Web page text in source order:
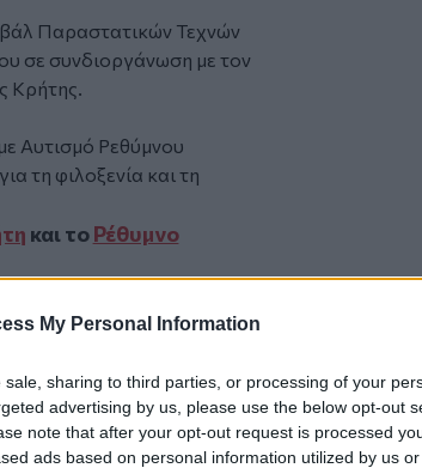
My Personal Information
sharing to third parties, or processing of your
advertising by us, please use the below opt-out
note that after your opt-out request is processed
ads based on personal information utilized by us
Παραστατικών Τεχνών
σε συνδιοργάνωση με τον
Κρήτης.
Αυτισμό Ρεθύμνου
τη φιλοξενία και τη
και τοΡέθυμνο
το Α Festival
«REX»